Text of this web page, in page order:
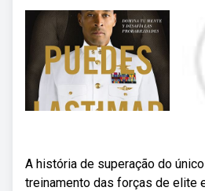
A história de superação do
treinamento das forças de elite